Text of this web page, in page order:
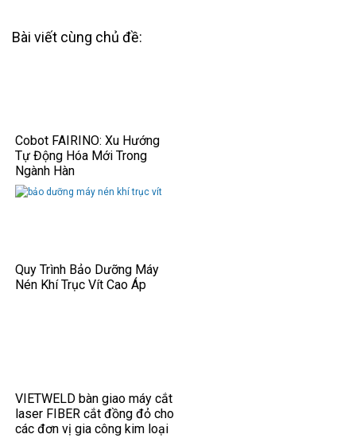
Bài viết cùng chủ đề:
Cobot FAIRINO: Xu Hướng
Tự Động Hóa Mới Trong
Ngành Hàn
Quy Trình Bảo Dưỡng Máy
Nén Khí Trục Vít Cao Áp
VIETWELD bàn giao máy cắt
laser FIBER cắt đồng đỏ cho
các đơn vị gia công kim loại